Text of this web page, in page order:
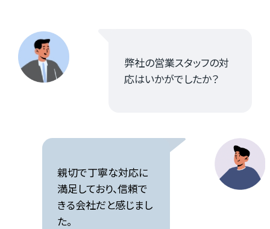
弊社の営業スタッフの対
応はいかがでしたか？
親切で丁寧な対応に
満足しており、信頼で
きる会社だと感じまし
た。